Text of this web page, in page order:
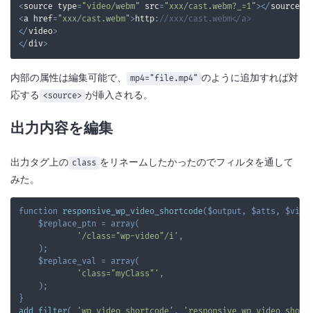
<source type= "video/webm" src= "xxx/cast.webm?_=1"></ source
<a href= "xxx/cast.webm">http : //xxx/cast.webm</a>
</ video>
</div>
内部の属性は編集可能で、 mp4="file.mp4" のように追加すれば対
応する <source> が挿入される。
出力内容を編集
出力タグ上の class をリネームしたかったのでフィルタを通して
みた。
function responsive_wp_video_shortcode( $output , $atts ,
$replace_ptn = array(
'/class="wp-video"/i' ,
) ;
$replace_val = array(
'class="myClass"' ,
) ;
}